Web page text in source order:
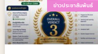
ข่าวประชาสัมพันธ์